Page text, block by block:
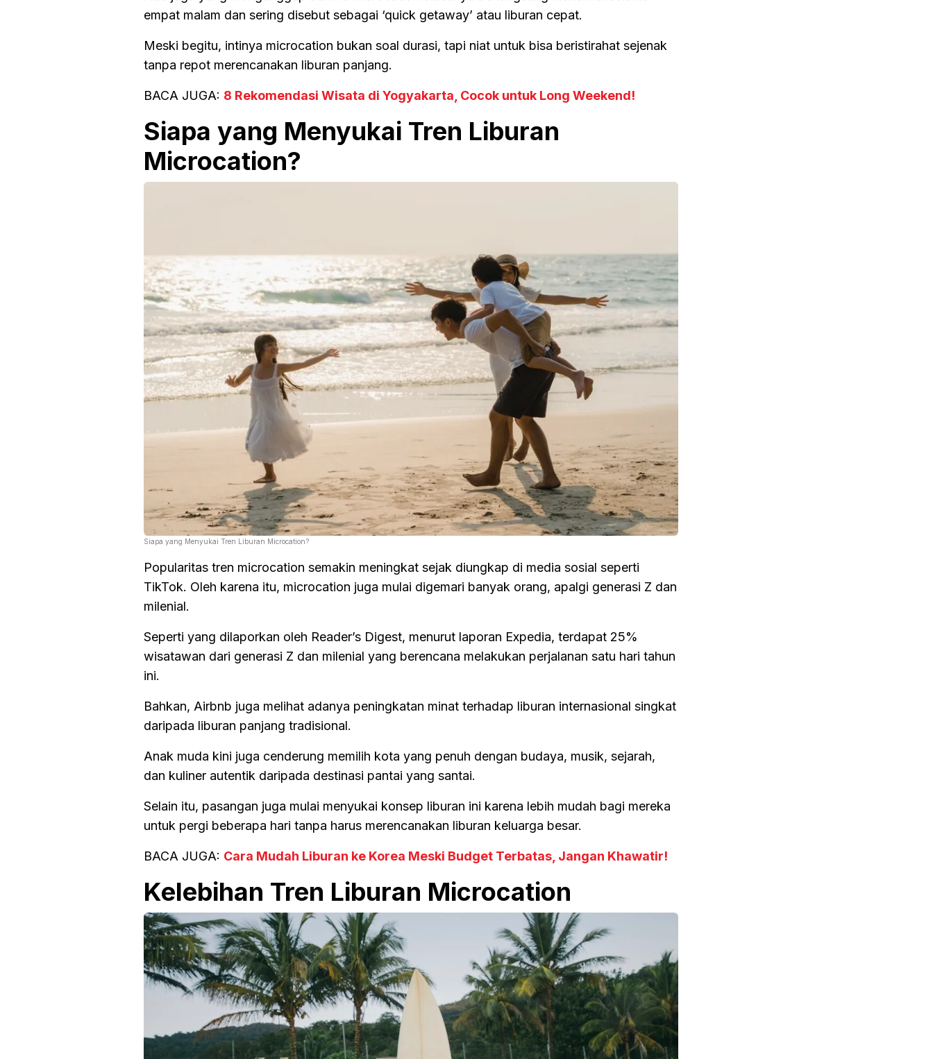
empat malam dan sering disebut sebagai ‘quick getaway’ atau liburan cepat.
Meski begitu, intinya microcation bukan soal durasi, tapi niat untuk bisa beristirahat sejenak
tanpa repot merencanakan liburan panjang.
BACA JUGA: 8 Rekomendasi Wisata di Yogyakarta, Cocok untuk Long Weekend!
Siapa yang Menyukai Tren Liburan
Microcation?
Siapa yang Menyukai Tren Liburan Microcation?
Popularitas tren microcation semakin meningkat sejak diungkap di media sosial seperti
TikTok. Oleh karena itu, microcation juga mulai digemari banyak orang, apalgi generasi Z dan
milenial.
Seperti yang dilaporkan oleh Reader’s Digest, menurut laporan Expedia, terdapat 25%
wisatawan dari generasi Z dan milenial yang berencana melakukan perjalanan satu hari tahun
ini.
Bahkan, Airbnb juga melihat adanya peningkatan minat terhadap liburan internasional singkat
daripada liburan panjang tradisional.
Anak muda kini juga cenderung memilih kota yang penuh dengan budaya, musik, sejarah,
dan kuliner autentik daripada destinasi pantai yang santai.
Selain itu, pasangan juga mulai menyukai konsep liburan ini karena lebih mudah bagi mereka
untuk pergi beberapa hari tanpa harus merencanakan liburan keluarga besar.
BACA JUGA: Cara Mudah Liburan ke Korea Meski Budget Terbatas, Jangan Khawatir!
Kelebihan Tren Liburan Microcation